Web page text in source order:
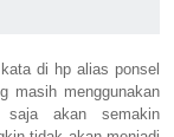
di hp alias ponsel
masih menggunakan
akan semakin